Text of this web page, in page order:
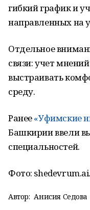
гибкий график и
направленных на
Отдельное
связи: учет
выстраивать
среду.
Ранее«Уфимские
Башкирии ввели
специальностей.
Фото: shedevrum.ai.
Автор: Анисия Седова